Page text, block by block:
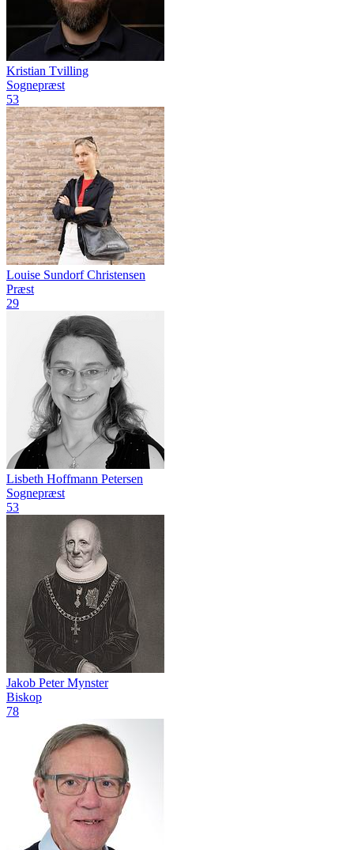
Kristian Tvilling
Sognepræst
53
Louise Sundorf Christensen
Præst
29
Lisbeth Hoffmann Petersen
Sognepræst
53
Jakob Peter Mynster
Biskop
78